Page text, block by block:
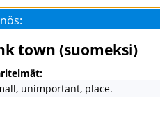
town (suomeksi)
unimportant, place.